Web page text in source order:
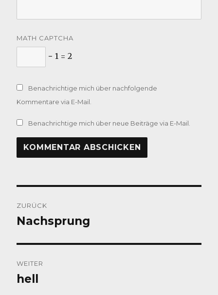
MATH CAPTCHA
− 1 = 2
Benachrichtige mich über nachfolgende
Kommentare via E-Mail.
Benachrichtige mich über neue Beiträge via E-Mail.
ZURÜCK
Vorheriger
Nachsprung
WEITER
Nächster
hell